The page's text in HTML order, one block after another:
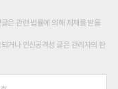
은 관련 법률에 의해 제재를 받을
거나 인신공격성 글은 관리자의 판